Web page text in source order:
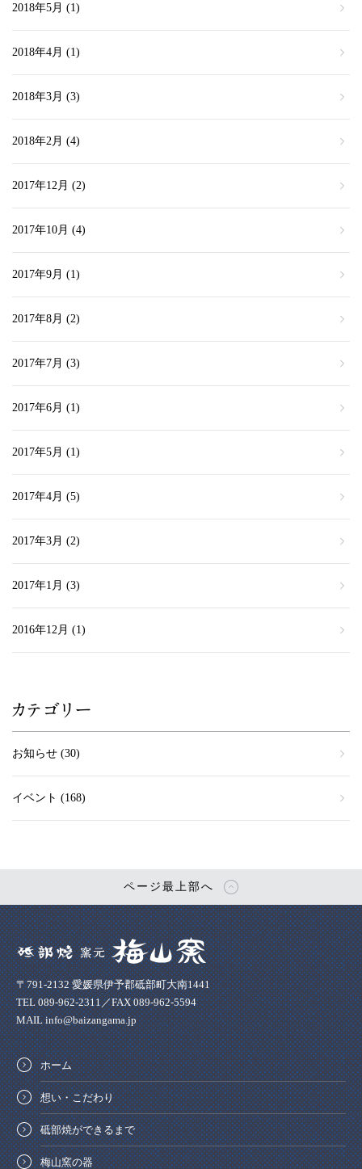
2018年5月 (1)
2018年4月 (1)
2018年3月 (3)
2018年2月 (4)
2017年12月 (2)
2017年10月 (4)
2017年9月 (1)
2017年8月 (2)
2017年7月 (3)
2017年6月 (1)
2017年5月 (1)
2017年4月 (5)
2017年3月 (2)
2017年1月 (3)
2016年12月 (1)
カテゴリー
お知らせ (30)
イベント (168)
ページ最上部へ
〒791-2132 愛媛県伊予郡砥部町大南1441
TEL 089-962-2311／FAX 089-962-5594
MAIL info@baizangama.jp
ホーム
想い・こだわり
砥部焼ができるまで
梅山窯の器